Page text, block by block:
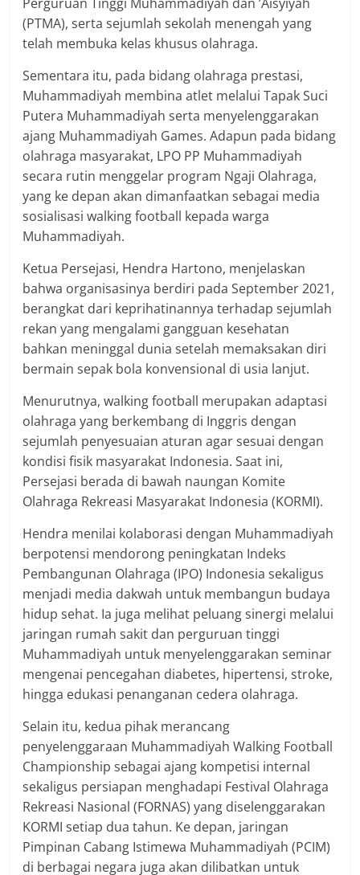
(PTMA), serta sejumlah sekolah menengah yang
telah membuka kelas khusus olahraga.
Sementara itu, pada bidang olahraga prestasi,
Muhammadiyah membina atlet melalui Tapak Suci
Putera Muhammadiyah serta menyelenggarakan
ajang Muhammadiyah Games. Adapun pada bidang
olahraga masyarakat, LPO PP Muhammadiyah
secara rutin menggelar program Ngaji Olahraga,
yang ke depan akan dimanfaatkan sebagai media
sosialisasi walking football kepada warga
Muhammadiyah.
Ketua Persejasi, Hendra Hartono, menjelaskan
bahwa organisasinya berdiri pada September 2021,
berangkat dari keprihatinannya terhadap sejumlah
rekan yang mengalami gangguan kesehatan
bahkan meninggal dunia setelah memaksakan diri
bermain sepak bola konvensional di usia lanjut.
Menurutnya, walking football merupakan adaptasi
olahraga yang berkembang di Inggris dengan
sejumlah penyesuaian aturan agar sesuai dengan
kondisi fisik masyarakat Indonesia. Saat ini,
Persejasi berada di bawah naungan Komite
Olahraga Rekreasi Masyarakat Indonesia (KORMI).
Hendra menilai kolaborasi dengan Muhammadiyah
berpotensi mendorong peningkatan Indeks
Pembangunan Olahraga (IPO) Indonesia sekaligus
menjadi media dakwah untuk membangun budaya
hidup sehat. Ia juga melihat peluang sinergi melalui
jaringan rumah sakit dan perguruan tinggi
Muhammadiyah untuk menyelenggarakan seminar
mengenai pencegahan diabetes, hipertensi, stroke,
hingga edukasi penanganan cedera olahraga.
Selain itu, kedua pihak merancang
penyelenggaraan Muhammadiyah Walking Football
Championship sebagai ajang kompetisi internal
sekaligus persiapan menghadapi Festival Olahraga
Rekreasi Nasional (FORNAS) yang diselenggarakan
KORMI setiap dua tahun. Ke depan, jaringan
Pimpinan Cabang Istimewa Muhammadiyah (PCIM)
di berbagai negara juga akan dilibatkan untuk